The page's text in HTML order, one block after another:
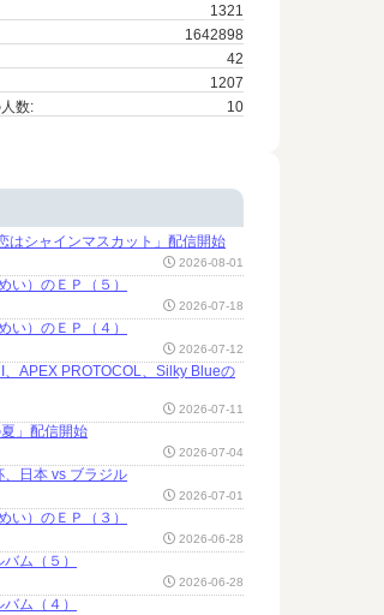
1321
1642898
42
1207
10
数:
はシャインマスカット」配信開始
2026-08-01
い）のＥＰ（５）
2026-07-18
い）のＥＰ（４）
2026-07-12
APEX PROTOCOL、Silky Blueの
2026-07-11
」配信開始
2026-07-04
日本 vs ブラジル
2026-07-01
い）のＥＰ（３）
2026-06-28
ム（５）
2026-06-28
ム（４）